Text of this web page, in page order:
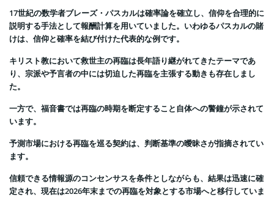
17世紀の数学者ブレーズ・パスカルは確率論を確立し、信仰を合理的に
説明する手法として報酬計算を用いていました。いわゆるパスカルの賭
けは、信仰と確率を結び付けた代表的な例です。
キリスト教において救世主の再臨は長年語り継がれてきたテーマであ
り、宗派や予言者の中には切迫した再臨を主張する動きも存在しまし
た。
一方で、福音書では再臨の時期を断定すること自体への警鐘が示されて
います。
予測市場における再臨を巡る契約は、判断基準の曖昧さが指摘されてい
ます。
信頼できる情報源のコンセンサスを条件としながらも、結果は迅速に確
定され、現在は2026年末までの再臨を対象とする市場へと移行していま